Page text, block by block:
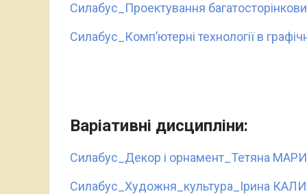
Силабус_Проектування
Силабус_ Комп’ютерні технології в
Варіативні дисципліни:
Силабус_Декор і орнамент_Тетяна
Силабус_Художня_культура_Ірина